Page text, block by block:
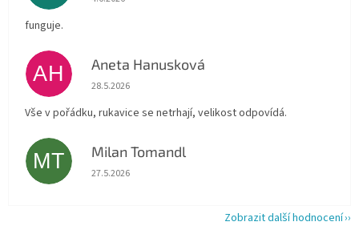
funguje.
AH Aneta Hanusková
Hodnocení obchodu je 5 z 5 hvězdiček.
28.5.2026
Vše v pořádku, rukavice se netrhají, velikost odpovídá.
MT Milan Tomandl
Hodnocení obchodu je 5 z 5 hvězdiček.
27.5.2026
Zobrazit další hodnocení